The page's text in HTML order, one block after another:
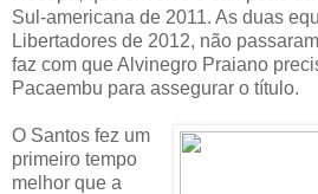
Sul-americana de 2011. As duas
Libertadores de 2012, não
faz com que Alvinegro Praiano
Pacaembu para assegurar o título.
O Santos fez um
primeiro tempo
melhor que a